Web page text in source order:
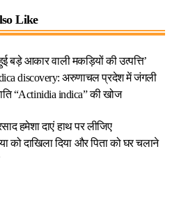
Like
बड़े आकार वाली मकड़ियों की उत्पत्ति’
discovery: अरुणाचल प्रदेश में जंगली
“Actinidia indica” की खोज
हमेशा दाएं हाथ पर लीजिए
को दाखिला दिया और पिता को घर चलाने